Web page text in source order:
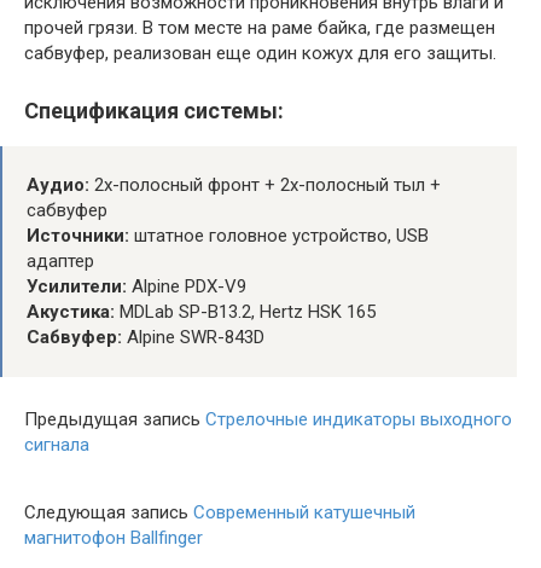
прочей грязи. В том месте на раме байка, где размещен
сабвуфер, реализован еще один кожух для его защиты.
Спецификация системы:
Аудио: 2х-полосный фронт + 2x-полосный тыл +
сабвуфер
Источники: штатное головное устройство, USB
адаптер
Усилители: Alpine PDX-V9
Акустика: MDLab SP-B13.2, Hertz HSK 165
Сабвуфер: Alpine SWR-843D
Предыдущая запись Стрелочные индикаторы выходного
сигнала
Следующая запись Современный катушечный
магнитофон Ballfinger